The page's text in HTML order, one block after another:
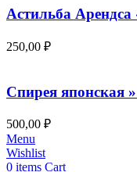
Астильба
250,00 ₽
Спирея японская
500,00 ₽
Menu
Wishlist
0 items Cart